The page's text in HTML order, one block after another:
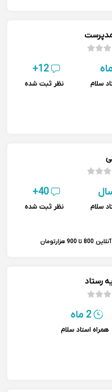
سلام
12+
نظر ثبت شده
سلام
40+
نظر ثبت شده
آنلاین 800 تا 900 هزارتومان
رستاد
2 ماه
همراه استاد سلام